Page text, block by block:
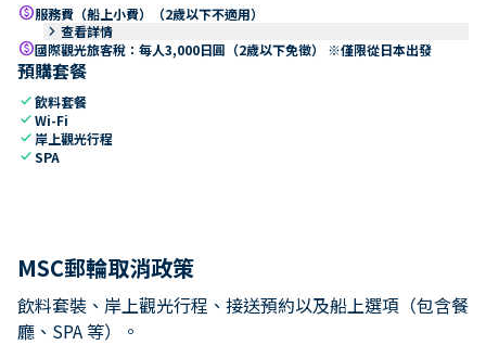
paid服務費（船上小費）（2歲以下不適用）
keyboard_arrow_right 查看詳情
paid國際觀光旅客稅：每人3,000日圓（2歲以下免徵） ※僅限從日本出發
預購套餐
check飲料套餐
checkWi-Fi
check 岸上觀光行程
checkSPA
MSC郵輪取消政策
飲料套裝、岸上觀光行程、接送預約以及船上選項（包含餐
廳、SPA 等）。